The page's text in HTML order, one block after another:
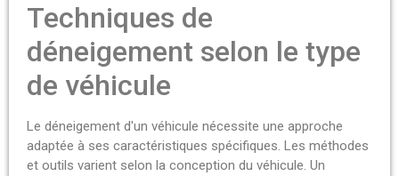
Techniques de
déneigement selon le type
de véhicule
Le déneigement d'un véhicule nécessite une approche
adaptée à ses caractéristiques spécifiques. Les méthodes
et outils varient selon la conception du véhicule. Un